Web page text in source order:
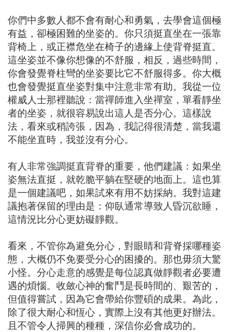
你們中多數人都不會有耐心和勇氣，去學會這個極
有益，卻極困難的坐姿的。你只須挺直坐在一張靠
背椅上，或正襟危坐在椅子的邊緣上使背脊挺直。
這坐姿並不像你想像的不舒服，相反，過些時間，
你會發覺脊柱彎的坐姿要比它不舒服得多。你大概
也會發覺挺直坐姿對集中注意非常有助。我從一位
權威人士那裡聽說：當禪師進入坐禪室，單看靜坐
者的坐姿，就很容易說出這人是否分心。這樣說
法，看來或稍誇張，因為，我記得很清楚，當我還
不能坐直時，我並沒有分心。
有人非常強調挺直背脊的重要，他們建議：如果坐
姿無法直挺，就乾脆平躺在堅硬的地面上。這也算
是一個建議吧，如果試來有用不妨採納。我對這建
議抱著保留的理由是：仰臥通常導致人昏沉欲睡，
這情況比分心更妨礙靜觀。
看來，不管你為避免分心，對眼睛和背脊採哪種姿
態，大概仍不免要受分心的困擾的。那也毋須大驚
小怪。分心走意的感覺是每位認真做靜觀者必要遭
遇的煩惱。收斂心神的奮鬥是長時間的、艱苦的，
但值得嘗試，因為它會帶給你豐碩的成果。為此，
除了很大耐心和恆心，實際上沒有其他更好辦法。
且不管令人掃興的種種，深信你必會成功的。